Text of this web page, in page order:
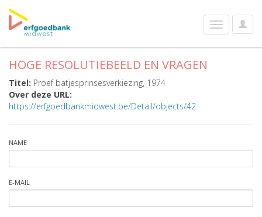
User
Toggle
navigation
HOGE RESOLUTIEBEELD EN VRAGEN
Titel: Proef batjesprinsesverkiezing, 1974
Over deze URL:
https://erfgoedbankmidwest.be/Detail/objects/42
NAME
E-MAIL